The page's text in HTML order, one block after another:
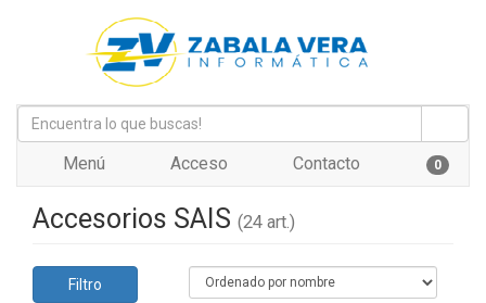
Menú Acceso Contacto 0
Accesorios SAIS (24 art.)
Filtro